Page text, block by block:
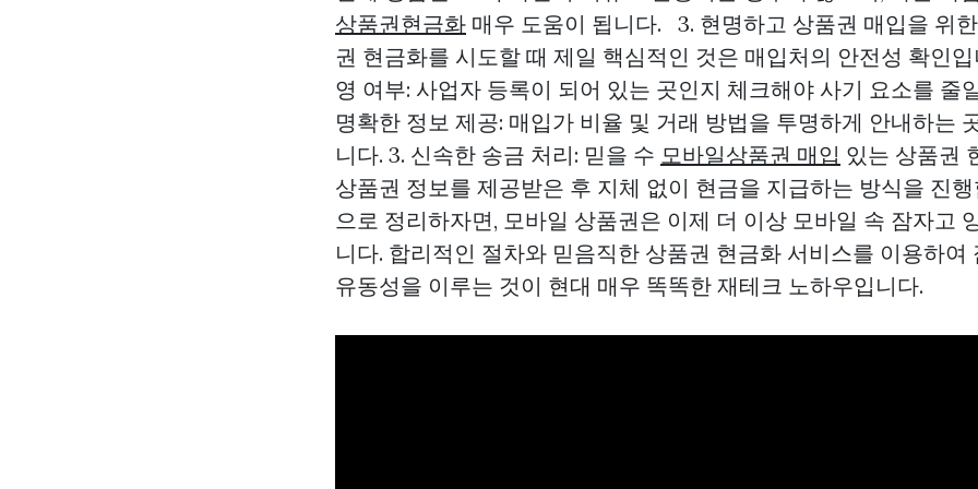
상품권현금화 매우 도움이 됩니다. 3. 현명하고 상품권 매입을 위
권 현금화를 시도할 때 제일 핵심적인 것은 매입처의 안전성 확인
영 여부: 사업자 등록이 되어 있는 곳인지 체크해야 사기 요소를 줄
명확한 정보 제공: 매입가 비율 및 거래 방법을 투명하게 안내하는
니다. 3. 신속한 송금 처리: 믿을 수 모바일상품권 매입 있는 상품권
상품권 정보를 제공받은 후 지체 없이 현금을 지급하는 방식을 진
으로 정리하자면, 모바일 상품권은 이제 더 이상 모바일 속 잠자고
니다. 합리적인 절차와 믿음직한 상품권 현금화 서비스를 이용하여
유동성을 이루는 것이 현대 매우 똑똑한 재테크 노하우입니다.